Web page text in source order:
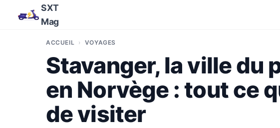
SXT
Mag
ACCUEIL VOYAGES
Stavanger, la ville du
en Norvège : tout ce
de visiter